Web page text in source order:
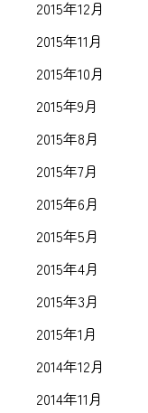
2015年12月
2015年11月
2015年10月
2015年9月
2015年8月
2015年7月
2015年6月
2015年5月
2015年4月
2015年3月
2015年1月
2014年12月
2014年11月